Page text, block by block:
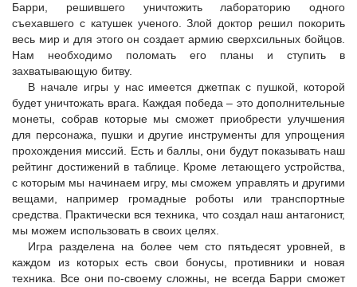
Барри, решившего уничтожить лабораторию одного
съехавшего с катушек ученого. Злой доктор решил покорить
весь мир и для этого он создает армию сверхсильных бойцов.
Нам необходимо поломать его планы и ступить в
захватывающую битву.
В начале игры у нас имеется джетпак с пушкой, которой
будет уничтожать врага. Каждая победа – это дополнительные
монеты, собрав которые мы сможет приобрести улучшения
для персонажа, пушки и другие инструменты для упрощения
прохождения миссий. Есть и баллы, они будут показывать наш
рейтинг достижений в таблице. Кроме летающего устройства,
с которым мы начинаем игру, мы сможем управлять и другими
вещами, например громадные роботы или транспортные
средства. Практически вся техника, что создал наш антагонист,
мы можем использовать в своих целях.
Игра разделена на более чем сто пятьдесят уровней, в
каждом из которых есть свои бонусы, противники и новая
техника. Все они по-своему сложны, не всегда Барри сможет